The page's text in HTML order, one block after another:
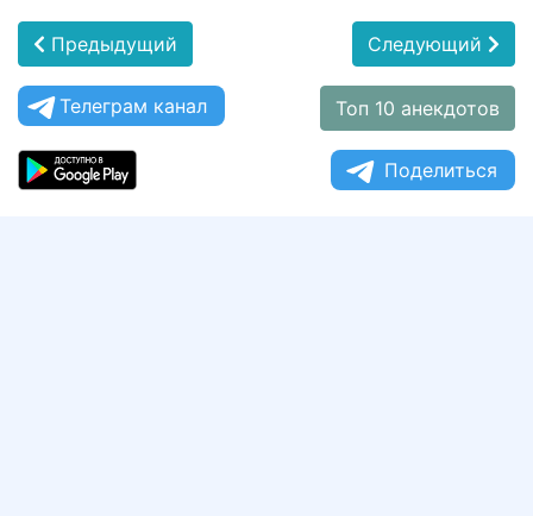
Предыдущий Следующий
Телеграм канал Топ 10 анекдотов
Поделиться